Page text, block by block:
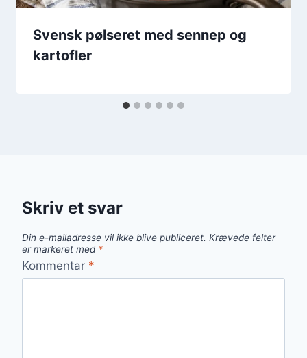
Svensk pølseret med sennep og
kartofler
Skriv et svar
Din e-mailadresse vil ikke blive publiceret. Krævede felter
er markeret med *
Kommentar *